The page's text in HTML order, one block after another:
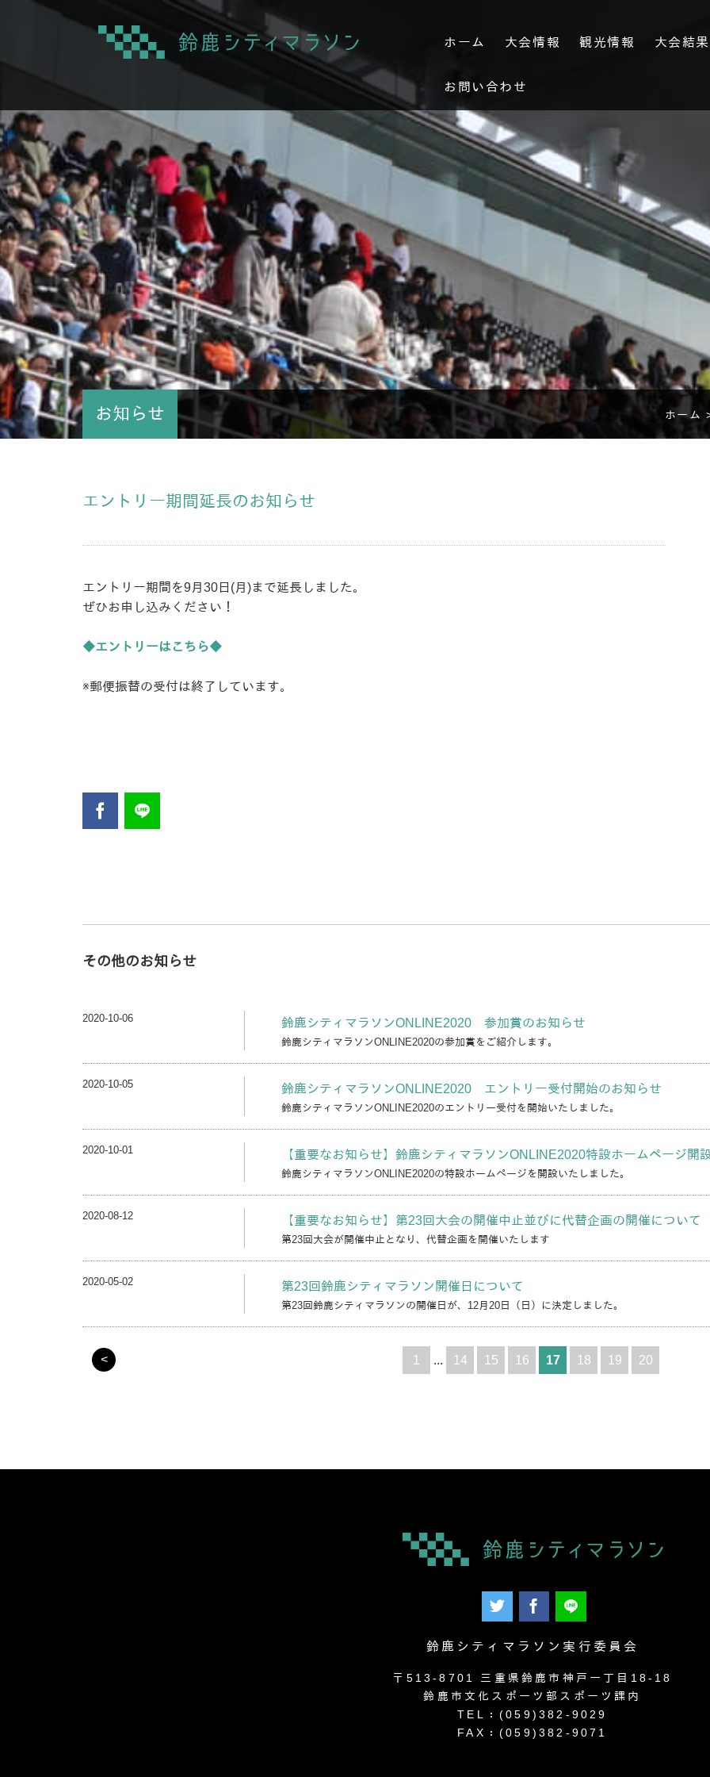
ホーム 大会情報 観光情報 大会結果
お問い合わせ
お知らせ ホーム
エントリー期間延長のお知らせ
エントリー期間を9月30日(月)まで延長しました。
ぜひお申し込みください！
◆エントリーはこちら◆
※郵便振替の受付は終了しています。
その他のお知らせ
2020-10-06 鈴鹿シティマラソンONLINE2020 参加賞のお知らせ
鈴鹿シティマラソンONLINE2020の参加賞をご紹介します。
2020-10-05 鈴鹿シティマラソンONLINE2020 エントリー受付開始のお知らせ
鈴鹿シティマラソンONLINE2020のエントリー受付を開始いたしました。
2020-10-01 【重要なお知らせ】鈴鹿シティマラソンONLINE2020特設ホームページ開
鈴鹿シティマラソンONLINE2020の特設ホームページを開設いたしました。
2020-08-12 【重要なお知らせ】第23回大会の開催中止並びに代替企画の開催について
第23回大会が開催中止となり、代替企画を開催いたします
2020-05-02 第23回鈴鹿シティマラソン開催日について
第23回鈴鹿シティマラソンの開催日が、12月20日（日）に決定しました。
< 1 ... 14 15 16 17 18 19 20
鈴鹿シティマラソン実行委員会
〒513-8701 三重県鈴鹿市神戸一丁目18-18
鈴鹿市文化スポーツ部スポーツ課内
TEL：(059)382-9029
FAX：(059)382-9071